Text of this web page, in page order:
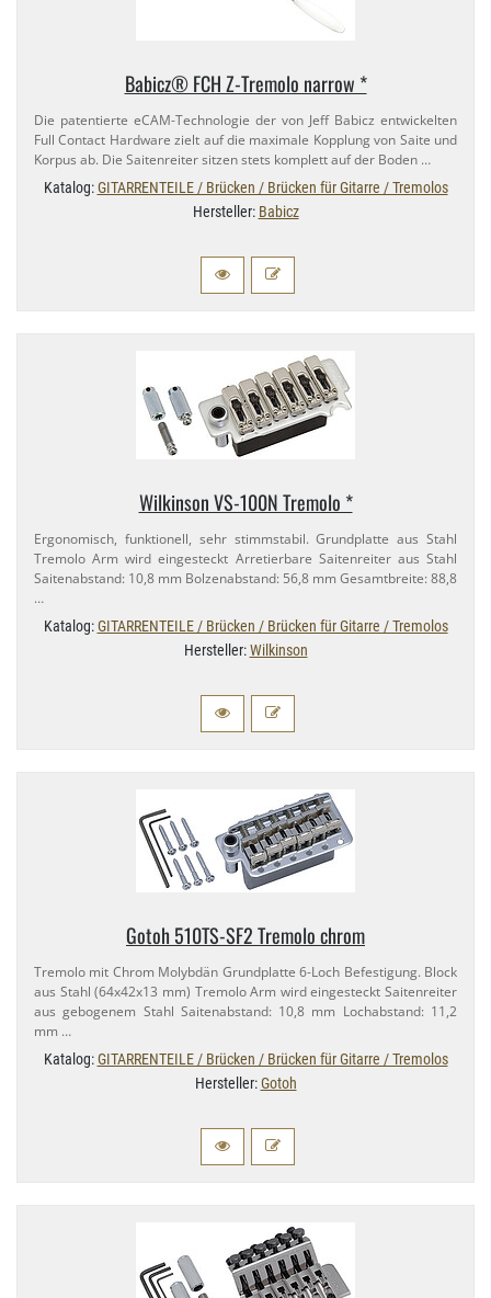
Babicz® FCH Z-​Tremolo narrow *
Die patentierte eCAM-​Technologie der von Jeff Babicz entwickelten
Full Contact Hardware zielt auf die maximale Kopplung von Saite und
Korpus ab. Die Saitenreiter sitzen stets komplett auf der Boden …
Katalog:GITARRENTEILE / Brücken / Brücken für Gitarre / Tremolos
Hersteller: Babicz
Wilkinson VS-​100N Tremolo *
Ergonomisch, funktionell, sehr stimmstabil. Grundplatte aus Stahl
Tremolo Arm wird eingesteckt Arretierbare Saitenreiter aus Stahl
Saitenabstand: 10,​8 mm Bolzenabstand: 56,​8 mm Gesamtbreite: 88,​8
…
Katalog:GITARRENTEILE / Brücken / Brücken für Gitarre / Tremolos
Hersteller:Wilkinson
Gotoh 510TS-​SF2 Tremolo chrom
Tremolo mit Chrom Molybdän Grundplatte 6-​Loch Befestigung. Block
aus Stahl (64x42x13 mm) Tremolo Arm wird eingesteckt Saitenreiter
aus gebogenem Stahl Saitenabstand: 10,​8 mm Lochabstand: 11,​2
mm …
Katalog:GITARRENTEILE / Brücken / Brücken für Gitarre / Tremolos
Hersteller:Gotoh